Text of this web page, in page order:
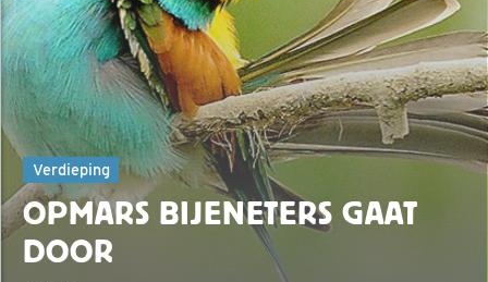
Verdieping
OPMARS BIJENETERS GAAT
DOOR